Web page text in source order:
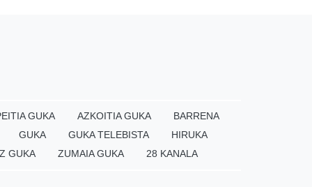
GUKA AZKOITIA GUKA
BARRENA
GUKA
GUKA TELEBISTA
HIRUKA
GUKA
ZUMAIA GUKA 28 KANALA